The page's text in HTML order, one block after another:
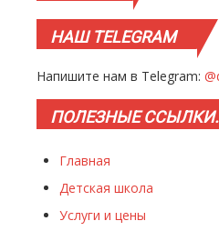
НАШTELEGRAM
Напишите нам в Telegram:
ПОЛЕЗНЫЕ
Главная
Детская школа
Услуги и цены